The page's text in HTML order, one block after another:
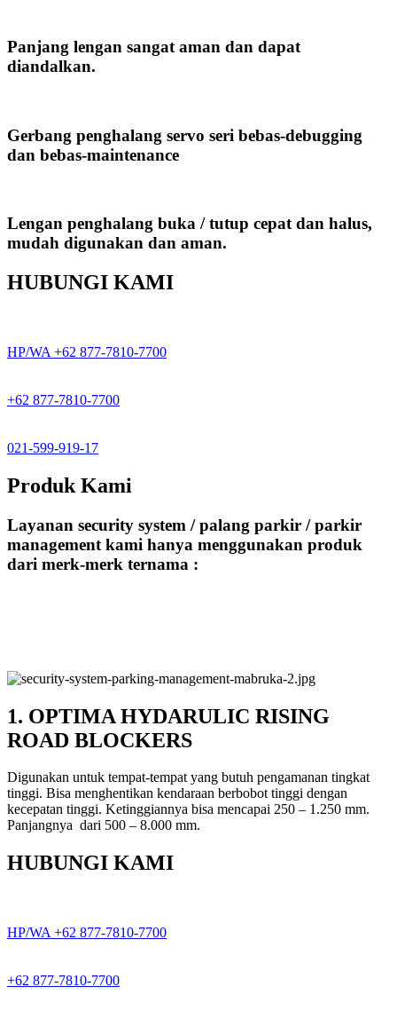
Panjang lengan sangat aman dan dapat
diandalkan.
Gerbang penghalang servo seri bebas-debugging
dan bebas-maintenance
Lengan penghalang buka / tutup cepat dan halus,
mudah digunakan dan aman.
HUBUNGI KAMI
HP/WA +62 877-7810-7700
+62 877-7810-7700
021-599-919-17
Produk Kami
Layanan security system / palang parkir / parkir
management kami hanya menggunakan produk
dari merk-merk ternama :
1. OPTIMA HYDARULIC RISING
ROAD BLOCKERS
Digunakan untuk tempat-tempat yang butuh pengamanan tingkat
tinggi. Bisa menghentikan kendaraan berbobot tinggi dengan
kecepatan tinggi. Ketinggiannya bisa mencapai 250 – 1.250 mm.
Panjangnya dari 500 – 8.000 mm.
HUBUNGI KAMI
HP/WA +62 877-7810-7700
+62 877-7810-7700